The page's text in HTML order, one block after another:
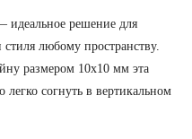
идеальное решение для
любому пространству.
размером 10х10 мм эта
согнуть в вертикальном